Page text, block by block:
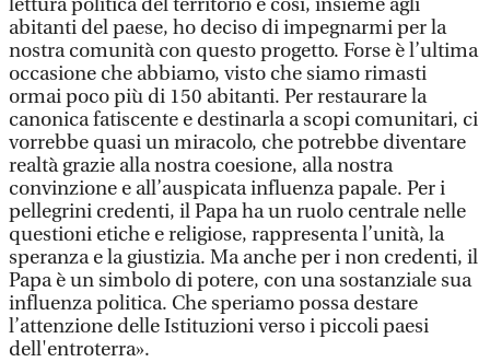
lettura politica del territorio e così, insieme agli
abitanti del paese, ho deciso di impegnarmi per la
nostra comunità con questo progetto. Forse è l’ultima
occasione che abbiamo, visto che siamo rimasti
ormai poco più di 150 abitanti. Per restaurare la
canonica fatiscente e destinarla a scopi comunitari, ci
vorrebbe quasi un miracolo, che potrebbe diventare
realtà grazie alla nostra coesione, alla nostra
convinzione e all’auspicata influenza papale. Per i
pellegrini credenti, il Papa ha un ruolo centrale nelle
questioni etiche e religiose, rappresenta l’unità, la
speranza e la giustizia. Ma anche per i non credenti, il
Papa è un simbolo di potere, con una sostanziale sua
influenza politica. Che speriamo possa destare
l’attenzione delle Istituzioni verso i piccoli paesi
dell'entroterra».